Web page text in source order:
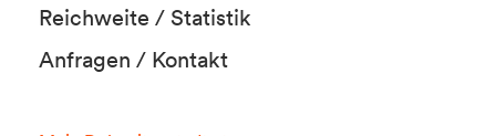
Reichweite / Statistik
Anfragen / Kontakt